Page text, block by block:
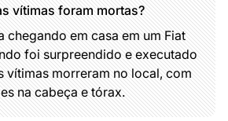
vítimas foram mortas?
chegando em casa em um Fiat
foi surpreendido e executado
vítimas morreram no local, com
na cabeça e tórax.